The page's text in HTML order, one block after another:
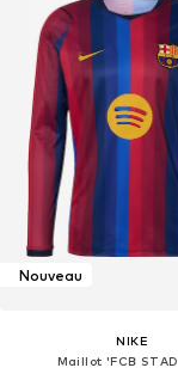
Nouveau
NIKE
Maillot 'FCB